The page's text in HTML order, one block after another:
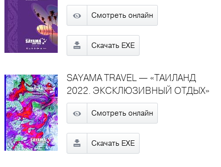
Смотреть онлайн
Скачать EXE
SAYAMA TRAVEL — «ТАИЛАНД
2022. ЭКСКЛЮЗИВНЫЙ ОТДЫХ»
Смотреть онлайн
Скачать EXE